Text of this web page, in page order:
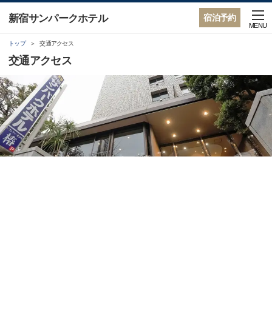
宿泊予約
新宿サンパークホテル
MENU
トップ 交通アクセス
交通アクセス